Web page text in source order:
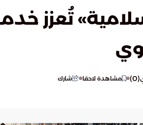
تُعزز
(
0
) مشاهدة لاحقا شارك